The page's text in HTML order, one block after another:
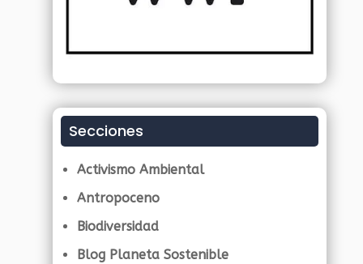
Secciones
Activismo Ambiental
Antropoceno
Biodiversidad
Blog Planeta Sostenible